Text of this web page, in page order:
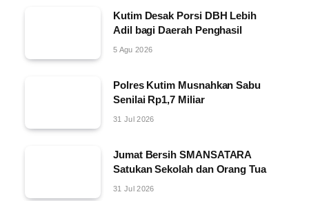
Kutim Desak Porsi DBH Lebih
Adil bagi Daerah Penghasil
5 Agu 2026
Polres Kutim Musnahkan Sabu
Senilai Rp1,7 Miliar
31 Jul 2026
Jumat Bersih SMANSATARA
Satukan Sekolah dan Orang Tua
31 Jul 2026